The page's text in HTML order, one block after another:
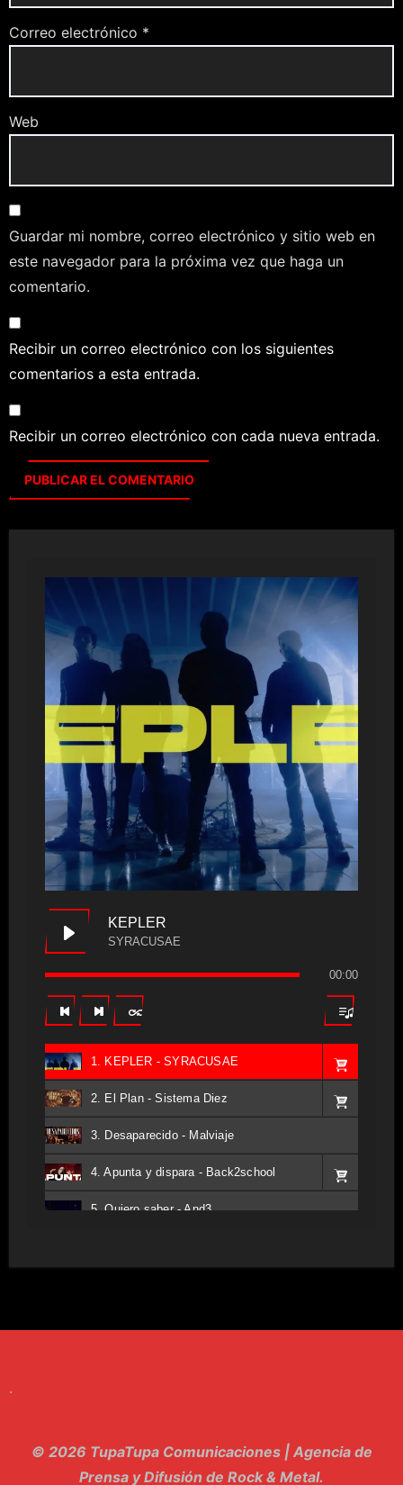
Correo electrónico *
Web
Guardar mi nombre, correo electrónico y sitio web en
este navegador para la próxima vez que haga un
comentario.
Recibir un correo electrónico con los siguientes
comentarios a esta entrada.
Recibir un correo electrónico con cada nueva entrada.
KEPLER
SYRACUSAE
00:00
1. KEPLER - SYRACUSAE
2. El Plan - Sistema Diez
3. Desaparecido - Malviaje
4. Apunta y dispara - Back2school
5. Quiero saber - And3
12. dolor - Piel
.
© 2026 TupaTupa Comunicaciones | Agencia de
Prensa y Difusión de Rock & Metal.